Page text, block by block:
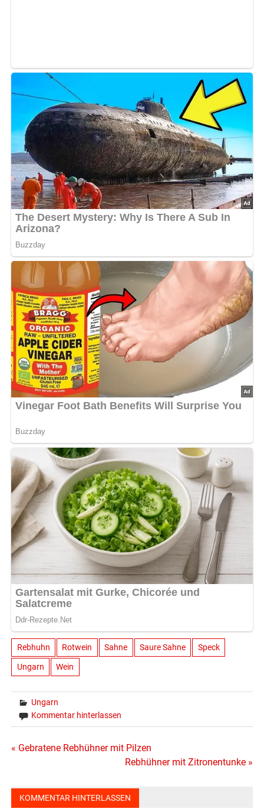
Rebhuhn Rotwein Sahne Saure Sahne Speck
Ungarn Wein
Ungarn
Kommentar hinterlassen
Beitragsnavigation
« Gebratene Rebhühner mit Pilzen
Rebhühner mit Zitronentunke »
KOMMENTAR HINTERLASSEN